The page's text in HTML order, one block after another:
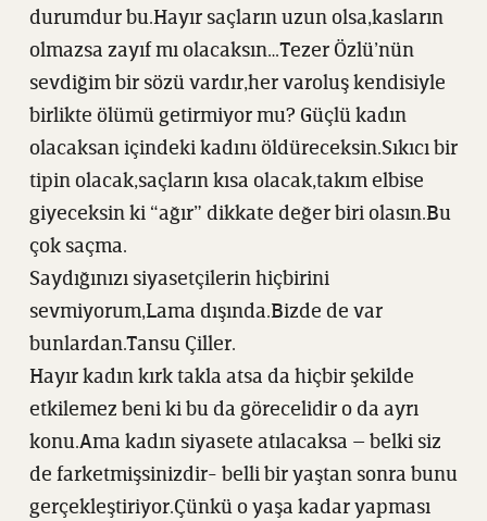
durumdur bu.Hayır saçların uzun olsa,kasların
olmazsa zayıf mı olacaksın…Tezer Özlü’nün
sevdiğim bir sözü vardır,her varoluş kendisiyle
birlikte ölümü getirmiyor mu? Güçlü kadın
olacaksan içindeki kadını öldüreceksin.Sıkıcı bir
tipin olacak,saçların kısa olacak,takım elbise
giyeceksin ki “ağır” dikkate değer biri olasın.Bu
çok saçma.
Saydığınızı siyasetçilerin hiçbirini
sevmiyorum,Lama dışında.Bizde de var
bunlardan.Tansu Çiller.
Hayır kadın kırk takla atsa da hiçbir şekilde
etkilemez beni ki bu da görecelidir o da ayrı
konu.Ama kadın siyasete atılacaksa – belki siz
de farketmişsinizdir- belli bir yaştan sonra bunu
gerçekleştiriyor.Çünkü o yaşa kadar yapması